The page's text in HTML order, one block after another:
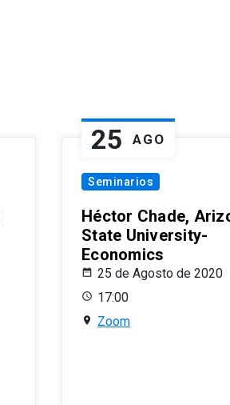
25 AGO
Seminarios
Héctor Chade,
State University-
Economics
25 de Agosto de 2020
17:00
Zoom